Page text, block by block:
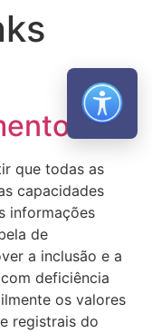
que todas as
capacidades
informações
de
a inclusão e a
deficiência
os valores
registrais do
Abrir